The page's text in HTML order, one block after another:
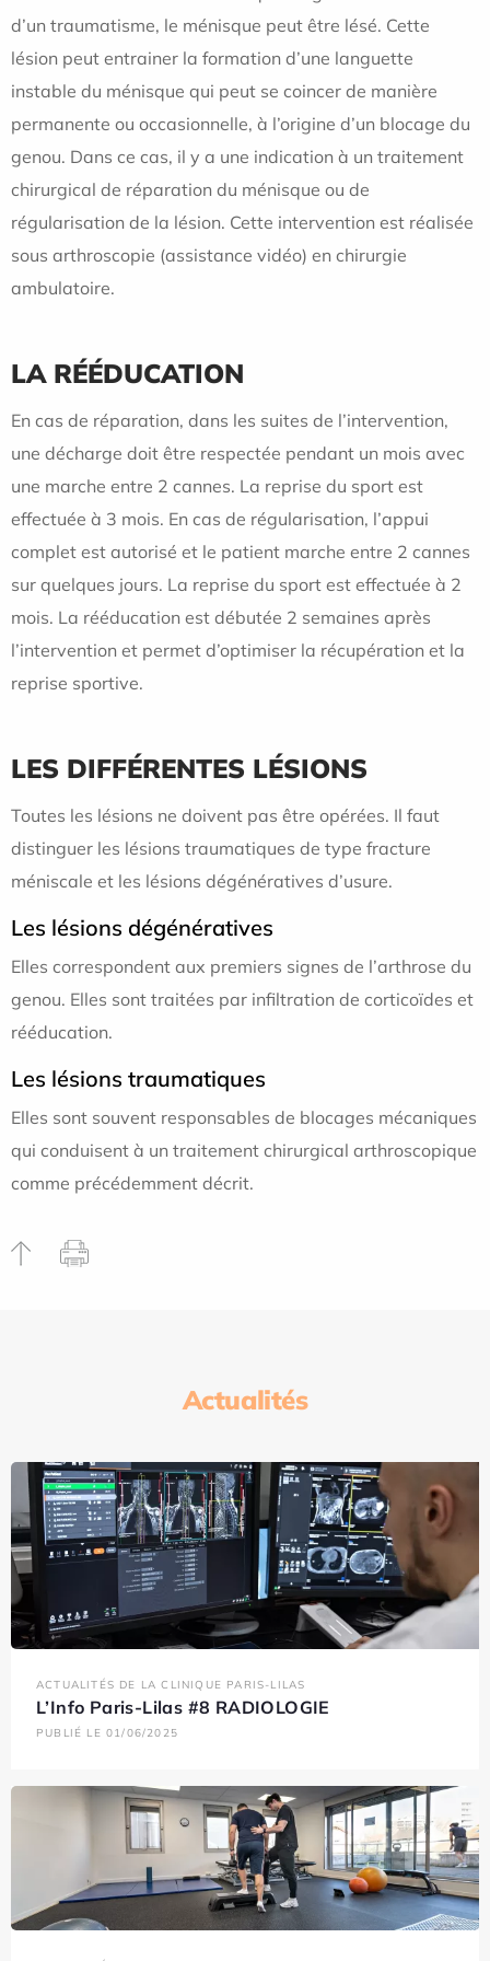
d’un traumatisme, le ménisque peut être lésé. Cette
lésion peut entrainer la formation d’une languette
instable du ménisque qui peut se coincer de manière
permanente ou occasionnelle, à l’origine d’un blocage du
genou. Dans ce cas, il y a une indication à un traitement
chirurgical de réparation du ménisque ou de
régularisation de la lésion. Cette intervention est réalisée
sous arthroscopie (assistance vidéo) en chirurgie
ambulatoire.
LA RÉÉDUCATION
En cas de réparation, dans les suites de l’intervention,
une décharge doit être respectée pendant un mois avec
une marche entre 2 cannes. La reprise du sport est
effectuée à 3 mois. En cas de régularisation, l’appui
complet est autorisé et le patient marche entre 2 cannes
sur quelques jours. La reprise du sport est effectuée à 2
mois. La rééducation est débutée 2 semaines après
l’intervention et permet d’optimiser la récupération et la
reprise sportive.
LES DIFFÉRENTES LÉSIONS
Toutes les lésions ne doivent pas être opérées. Il faut
distinguer les lésions traumatiques de type fracture
méniscale et les lésions dégénératives d’usure.
Les lésions dégénératives
Elles correspondent aux premiers signes de l’arthrose du
genou. Elles sont traitées par infiltration de corticoïdes et
rééducation.
Les lésions traumatiques
Elles sont souvent responsables de blocages mécaniques
qui conduisent à un traitement chirurgical arthroscopique
comme précédemment décrit.
Actualités
ACTUALITÉS DE LA CLINIQUE PARIS-LILAS
L’Info Paris-Lilas #8 RADIOLOGIE
PUBLIÉ LE 01/06/2025